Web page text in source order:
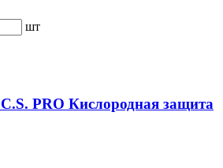
шт
PRO Кислородная защита